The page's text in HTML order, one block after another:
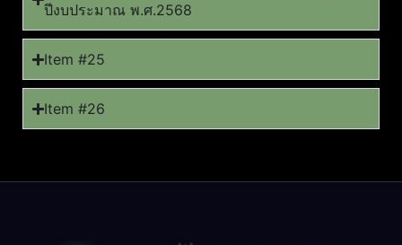
ปีงบประมาณ พ.ศ.2568
Item #25
Item #26